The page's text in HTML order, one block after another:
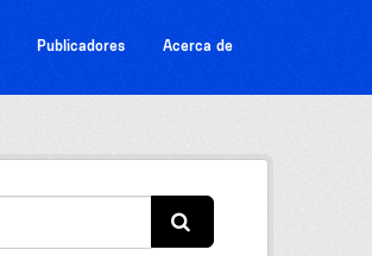
Publicadores Acerca de